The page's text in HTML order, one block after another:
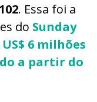
. Essa foi a
do Sunday
6 milhões
a partir do